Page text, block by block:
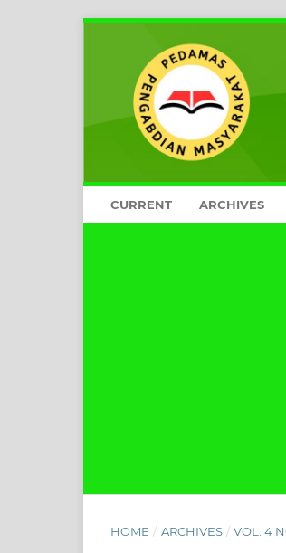
CURRENT ARCHIVES
HOME / ARCHIVES / VOL. 4